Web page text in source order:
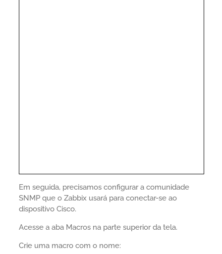
Em seguida, precisamos configurar a comunidade
SNMP que o Zabbix usará para conectar-se ao
dispositivo Cisco.
Acesse a aba Macros na parte superior da tela.
Crie uma macro com o nome: